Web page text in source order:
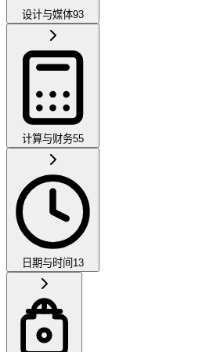
设计与媒体93
计算与财务55
日期与时间 13